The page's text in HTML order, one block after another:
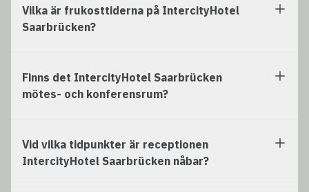
Vilka är frukosttiderna på IntercityHotel
Saarbrücken?
Finns det IntercityHotel Saarbrücken
mötes- och konferensrum?
Vid vilka tidpunkter är receptionen
IntercityHotel Saarbrücken nåbar?